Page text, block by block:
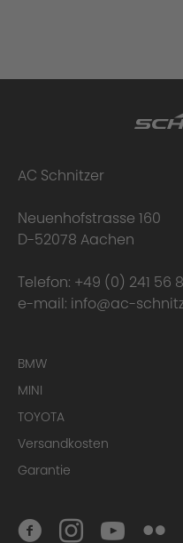
AC Schnitzer
Neuenhofstrasse 160
D-52078 Aachen
Telefon: +49 (0) 241 56
e-mail: info@ac-
BMW
MINI
TOYOTA
Versandkosten
Garantie